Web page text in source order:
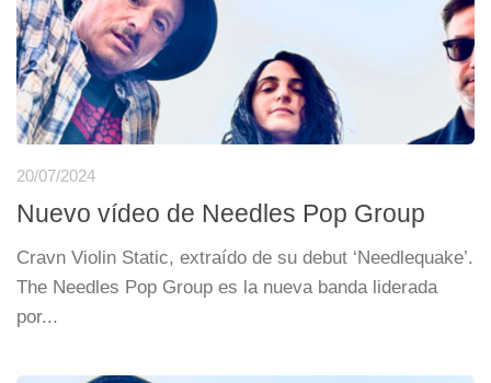
20/07/2024
Nuevo vídeo de Needles Pop Group
Cravn Violin Static, extraído de su debut ‘Needlequake’.
The Needles Pop Group es la nueva banda liderada
por...